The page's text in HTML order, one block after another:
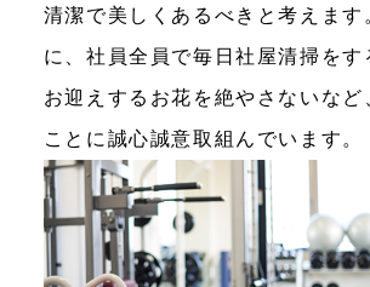
清潔で美しくあるべきと考えます
に、社員全員で毎日社屋清掃をす
お迎えするお花を絶やさないなど
ことに誠心誠意取組んでいます。